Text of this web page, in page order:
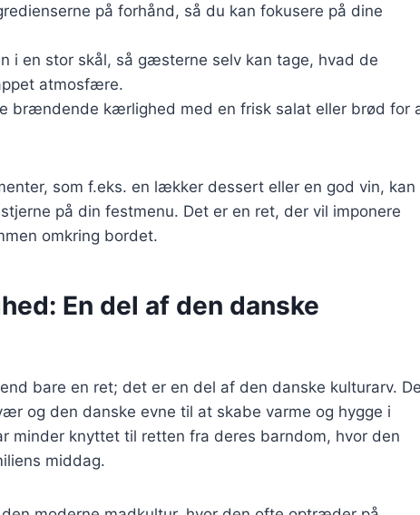
på forhånd, så du kan fokusere på dine
i en stor skål, så gæsterne selv kan tage, hvad de
atmosfære.
brændende kærlighed med en frisk salat eller brød for
som f.eks. en lækker dessert eller en god vin, kan
på din festmenu. Det er en ret, der vil imponere
omkring bordet.
En del af den danske
bare en ret; det er en del af den danske kulturarv.
og den danske evne til at skabe varme og hygge i
minder knyttet til retten fra deres barndom, hvor den
middag.